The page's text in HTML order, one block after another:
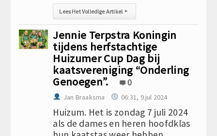
Lees Het Volledige Artikel ▸
Jennie Terpstra Koningin
tijdens herfstachtige
Huizumer Cup Dag bij
kaatsvereniging “Onderling
Genoegen”.
0
Jan Braaksma 06:31, 9.jul 2024
Huizum. Het is zondag 7 juli 2024
als de dames en heren hoofdklas